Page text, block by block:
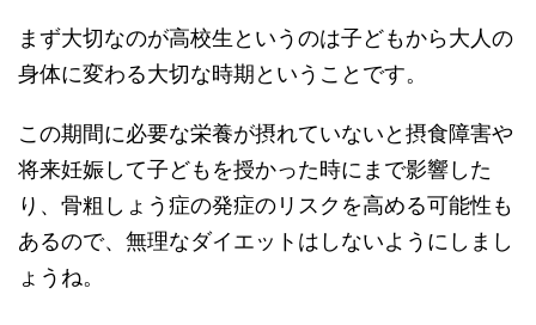
まず大切なのが高校生というのは子どもから大人の
身体に変わる大切な時期ということです。
この期間に必要な栄養が摂れていないと摂食障害や
将来妊娠して子どもを授かった時にまで影響した
り、骨粗しょう症の発症のリスクを高める可能性も
あるので、無理なダイエットはしないようにしまし
ょうね。